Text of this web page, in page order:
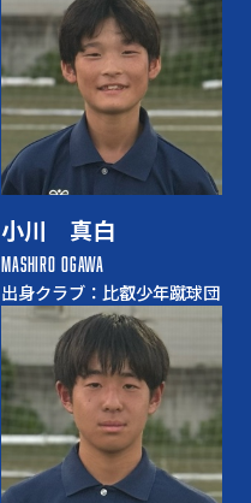
小川 真白
MASHIRO OGAWA
出身クラブ：比叡少年蹴球団